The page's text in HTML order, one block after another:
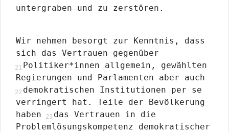
untergraben und zu zerstören.
Wir nehmen besorgt zur Kenntnis, dass
sich das Vertrauen gegenüber
Politiker*innen allgemein, gewählten
Regierungen und Parlamenten aber auch
demokratischen Institutionen per se
verringert hat. Teile der Bevölkerung
haben
das Vertrauen in die
Problemlösungskompetenz demokratischer